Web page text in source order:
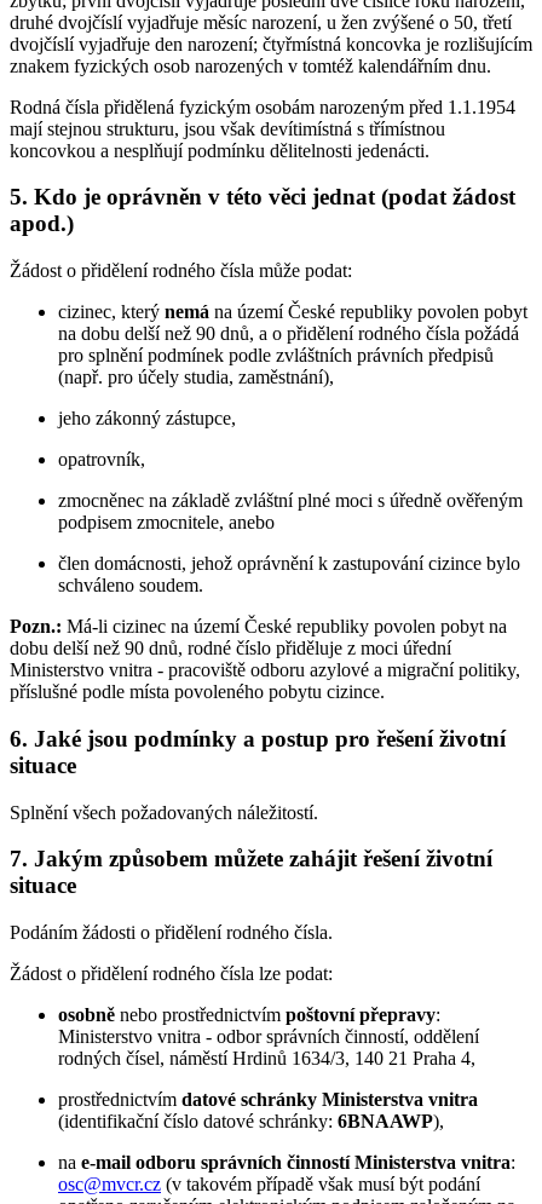
druhé dvojčíslí vyjadřuje měsíc narození, u žen zvýšené o 50, třetí
dvojčíslí vyjadřuje den narození; čtyřmístná koncovka je rozlišujícím
znakem fyzických osob narozených v tomtéž kalendářním dnu.
Rodná čísla přidělená fyzickým osobám narozeným před 1.1.1954
mají stejnou strukturu, jsou však devítimístná s třímístnou
koncovkou a nesplňují podmínku dělitelnosti jedenácti.
5. Kdo je oprávněn v této věci jednat (podat žádost
apod.)
Žádost o přidělení rodného čísla může podat:
cizinec, který nemá na území České republiky povolen pobyt
na dobu delší než 90 dnů, a o přidělení rodného čísla požádá
pro splnění podmínek podle zvláštních právních předpisů
(např. pro účely studia, zaměstnání),
jeho zákonný zástupce,
opatrovník,
zmocněnec na základě zvláštní plné moci s úředně ověřeným
podpisem zmocnitele, anebo
člen domácnosti, jehož oprávnění k zastupování cizince bylo
schváleno soudem.
Pozn.: Má-li cizinec na území České republiky povolen pobyt na
dobu delší než 90 dnů, rodné číslo přiděluje z moci úřední
Ministerstvo vnitra - pracoviště odboru azylové a migrační politiky,
příslušné podle místa povoleného pobytu cizince.
6. Jaké jsou podmínky a postup pro řešení životní
situace
Splnění všech požadovaných náležitostí.
7. Jakým způsobem můžete zahájit řešení životní
situace
Podáním žádosti o přidělení rodného čísla.
Žádost o přidělení rodného čísla lze podat:
osobně nebo prostřednictvím poštovní přepravy:
Ministerstvo vnitra - odbor správních činností, oddělení
rodných čísel, náměstí Hrdinů 1634/3, 140 21 Praha 4,
prostřednictvím datové schránky Ministerstva vnitra
(identifikační číslo datové schránky: 6BNAAWP),
na e-mail odboru správních činností Ministerstva vnitra:
osc@mvcr.cz (v takovém případě však musí být podání